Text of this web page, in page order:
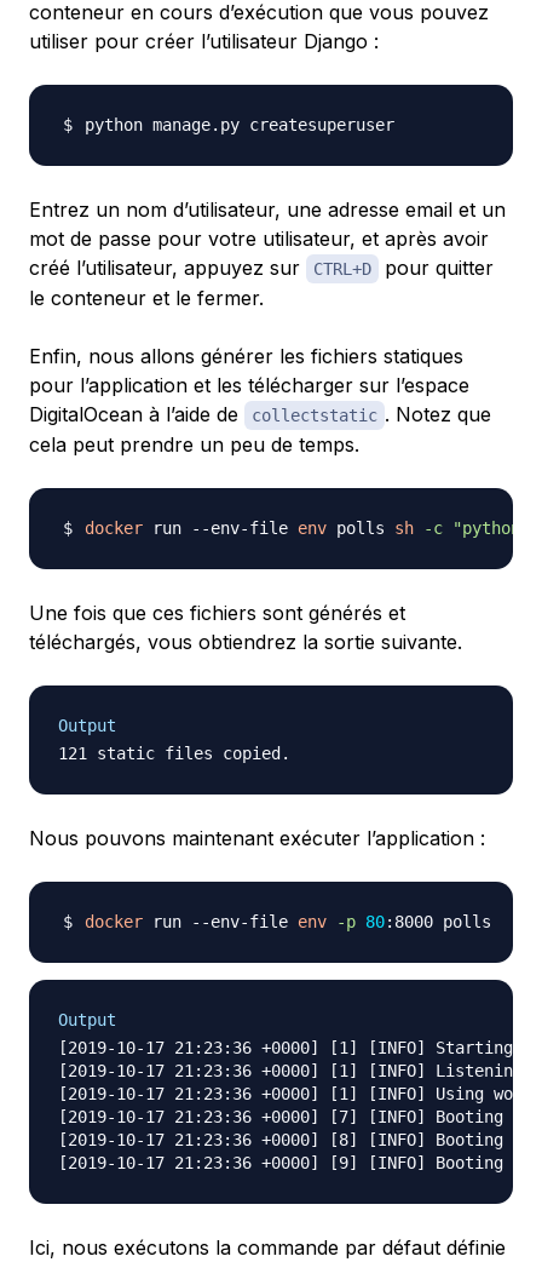
conteneur en cours d’exécution que vous pouvez
utiliser pour créer l’utilisateur Django :
Entrez un nom d’utilisateur, une adresse email et un
mot de passe pour votre utilisateur, et après avoir
créé l’utilisateur, appuyez sur
CTRL+D
pour quitter
le conteneur et le fermer.
Enfin, nous allons générer les fichiers statiques
pour l’application et les télécharger sur l’espace
DigitalOcean à l’aide de
collectstatic . Notez que
cela peut prendre un peu de temps.
docker run --env-file env polls sh -c "python
Une fois que ces fichiers sont générés et
téléchargés, vous obtiendrez la sortie suivante.
Output
Nous pouvons maintenant exécuter l’application :
docker run --env-file env -p 80
Output
[2019-10-17 21:23:36 +0000] [1] [INFO] Starting
[2019-10-17 21:23:36 +0000] [1] [INFO]
[2019-10-17 21:23:36 +0000] [1] [INFO] Using
[2019-10-17 21:23:36 +0000] [7] [INFO] Booting
[2019-10-17 21:23:36 +0000] [8] [INFO] Booting
Ici, nous exécutons la commande par défaut définie